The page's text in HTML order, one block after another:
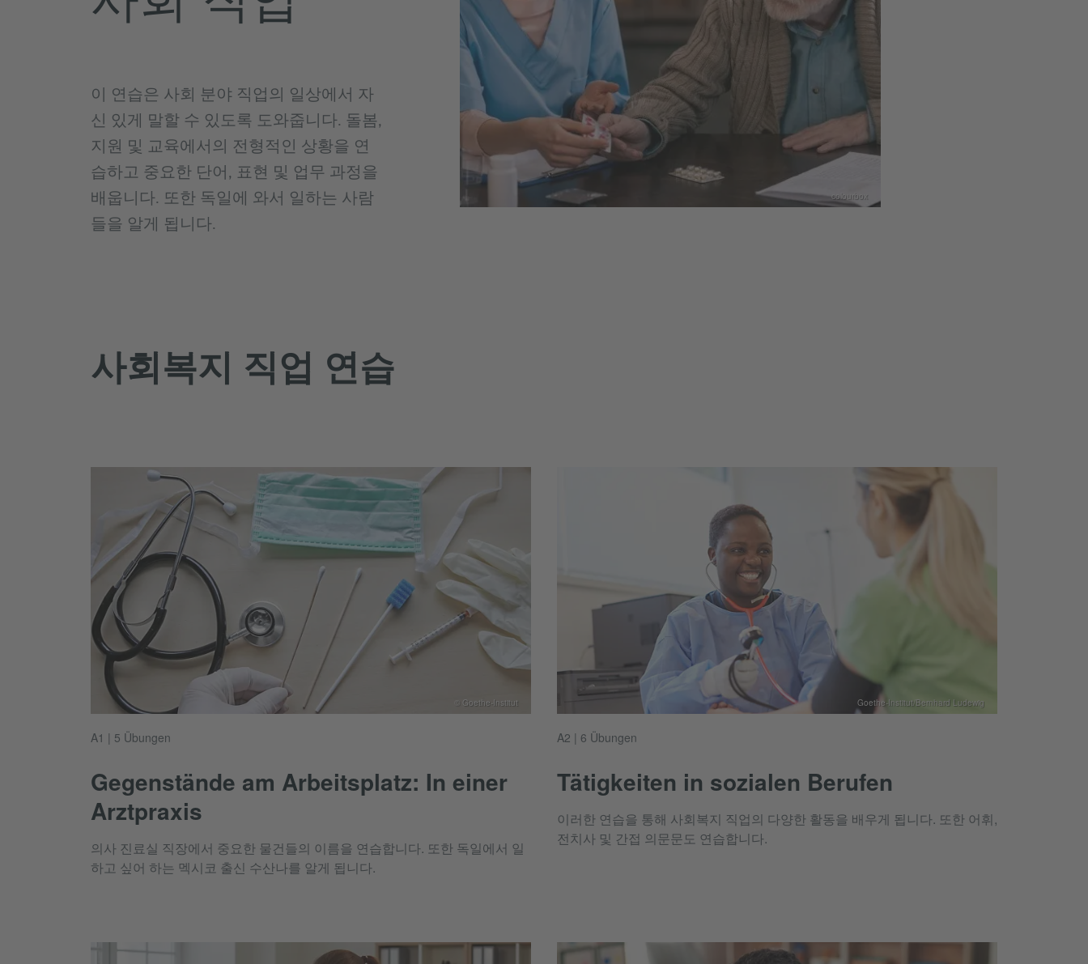
colourbox
이 연습은 사회 분야 직업의 일상에서 자
신 있게 말할 수 있도록 도와줍니다. 돌봄,
지원 및 교육에서의 전형적인 상황을 연
습하고 중요한 단어, 표현 및 업무 과정을
배웁니다. 또한 독일에 와서 일하는 사람
들을 알게 됩니다.
사회복지 직업 연습
A1 | 5 Übungen
Gegenstände am Arbeitsplatz: In einer
Arztpraxis
의사 진료실 직장에서 중요한 물건들의 이름을 연습합니다. 또한 독일에서 일
하고 싶어 하는 멕시코 출신 수산나를 알게 됩니다.
© Goethe-Institut
A2 | 6 Übungen
Tätigkeiten in sozialen Berufen
이러한 연습을 통해 사회복지 직업의 다양한 활동을 배우게 됩니다. 또한 어휘,
전치사 및 간접 의문문도 연습합니다.
Goethe-Institut/Bernhard Ludewig